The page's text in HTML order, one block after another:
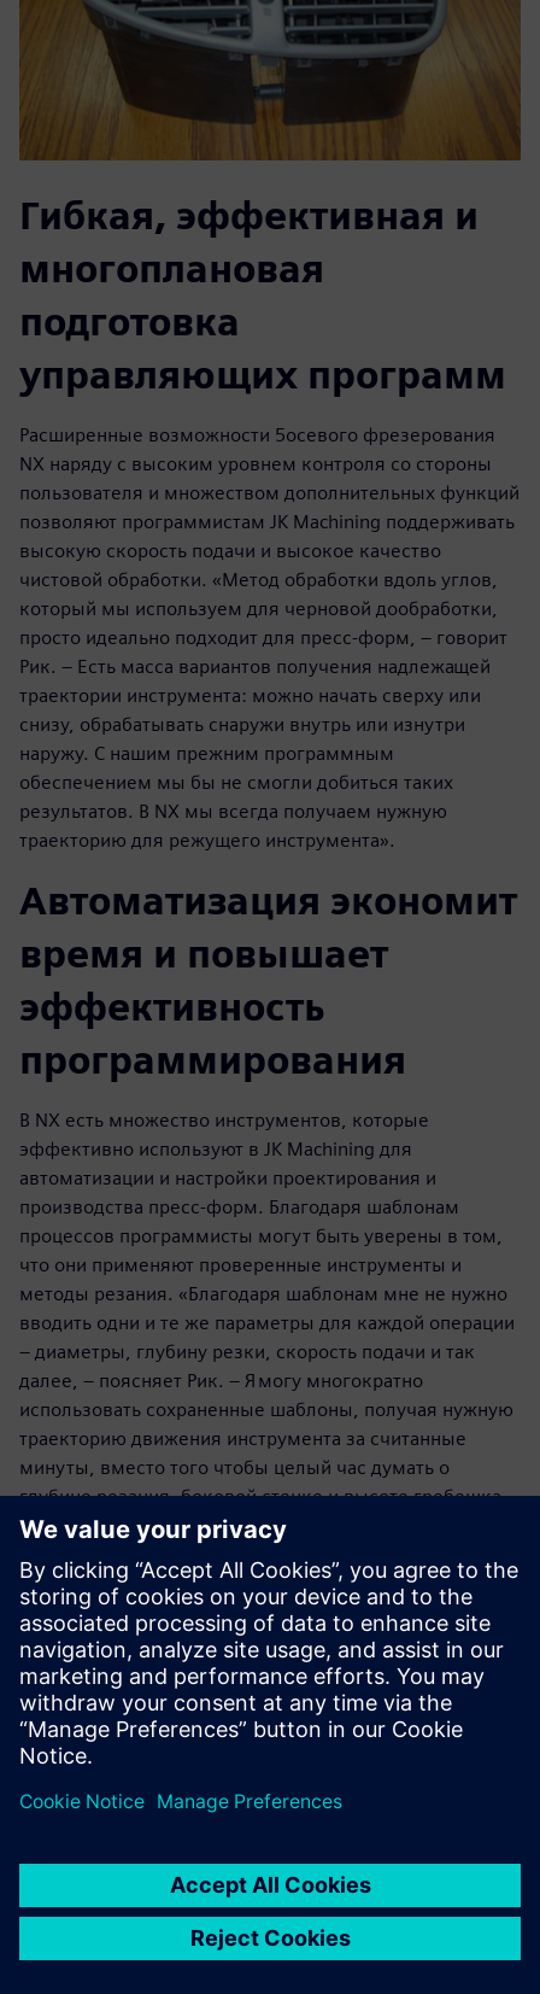
Гибкая, эффективная и
многоплановая
подготовка
управляющих программ
Расширенные возможности 5­осевого фрезерования
NX наряду с высоким уровнем контроля со стороны
пользователя и множеством дополнительных функций
позволяют программистам JK Machining поддерживать
высокую скорость подачи и высокое качество
чистовой обработки. «Метод обработки вдоль углов,
который мы используем для черновой дообработки,
просто идеально подходит для пресс-форм, – говорит
Рик. – Есть масса вариантов получения надлежащей
траектории инструмента: можно начать сверху или
снизу, обрабатывать снаружи внутрь или изнутри
наружу. С нашим прежним программным
обеспечением мы бы не смогли добиться таких
результатов. В NX мы всегда получаем нужную
траекторию для режущего инструмента».
Автоматизация экономит
время и повышает
эффективность
программирования
В NX есть множество инструментов, которые
эффективно используют в JK Machining для
автоматизации и настройки проектирования и
производства пресс-форм. Благодаря шаблонам
процессов программисты могут быть уверены в том,
что они применяют проверенные инструменты и
методы резания. «Благодаря шаблонам мне не нужно
вводить одни и те же параметры для каждой операции
– диаметры, глубину резки, скорость подачи и так
далее, – поясняет Рик. – Я могу многократно
использовать сохраненные шаблоны, получая нужную
траекторию движения инструмента за считанные
минуты, вместо того чтобы целый час думать о
глубине резания, боковой стенке и высоте гребешка.
У нас есть библиотека шаблонов проверенных циклов
чистовую обработку, что позволяет автоматизировать
подготовку управляющих программ. Это значительно
ускоряет процесс».
Индивидуальная
настройка функций и
автоматизация
повторяющихся задач
В JK Machining очень ценят открытость средств
автоматизации и индивидуальной настройки, что